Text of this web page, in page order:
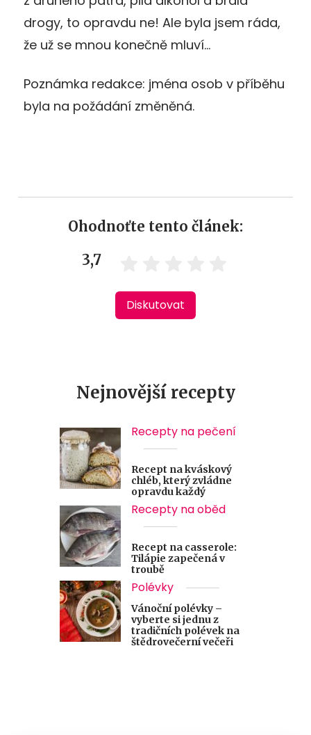
drogy, to opravdu ne! Ale byla jsem ráda,
že už se mnou konečně mluví…
Poznámka redakce: jména osob v příběhu
byla na požádání změněná.
Ohodnoťte tento článek:
3,7
Diskutovat
Nejnovější recepty
Recepty na pečení
Recept na kváskový
chléb, který zvládne
opravdu každý
Recepty na oběd
Recept na casserole:
Tilápie zapečená v
troubě
Polévky
Vánoční polévky –
vyberte si jednu z
tradičních polévek na
štědrovečerní večeři